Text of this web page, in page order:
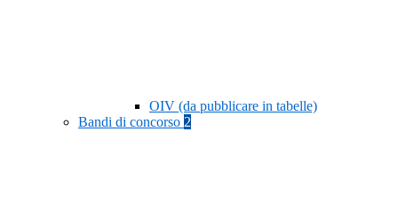
OIV (da pubblicare in tabelle)
Bandi di concorso 2